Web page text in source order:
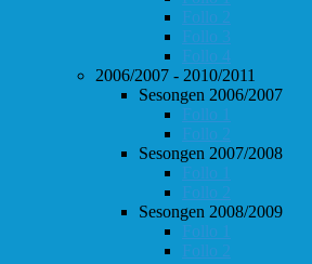
Follo 2
Follo 3
Follo 4
2006/2007 - 2010/2011
Sesongen 2006/2007
Follo 1
Follo 2
Sesongen 2007/2008
Follo 1
Follo 2
Sesongen 2008/2009
Follo 1
Follo 2